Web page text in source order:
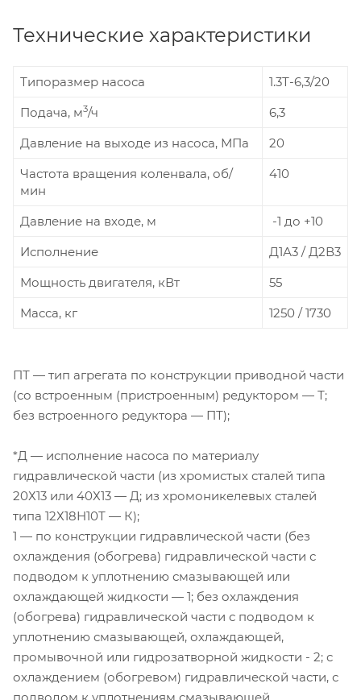
Технические характеристики
Типоразмер насоса
1.3Т-6,3/20
Подача, м3/ч
6,3
Давление на выходе из насоса, МПа
20
Частота вращения коленвала, об/
мин
410
Давление на входе, м
-1 до +10
Исполнение
Д1А3 / Д2В3
Мощность двигателя, кВт
55
Масса, кг
1250 / 1730
ПТ — тип агрегата по конструкции приводной части
(со встроенным (пристроенным) редуктором — Т;
без встроенного редуктора — ПТ);
*Д — исполнение насоса по материалу
гидравлической части (из хромистых сталей типа
20Х13 или 40Х13 — Д; из хромоникелевых сталей
типа 12Х18Н10Т — К);
1 — по конструкции гидравлической части (без
охлаждения (обогрева) гидравлической части с
подводом к уплотнению смазывающей или
охлаждающей жидкости — 1; без охлаждения
(обогрева) гидравлической части с подводом к
уплотнению смазывающей, охлаждающей,
промывочной или гидрозатворной жидкости - 2; с
охлаждением (обогревом) гидравлической части, с